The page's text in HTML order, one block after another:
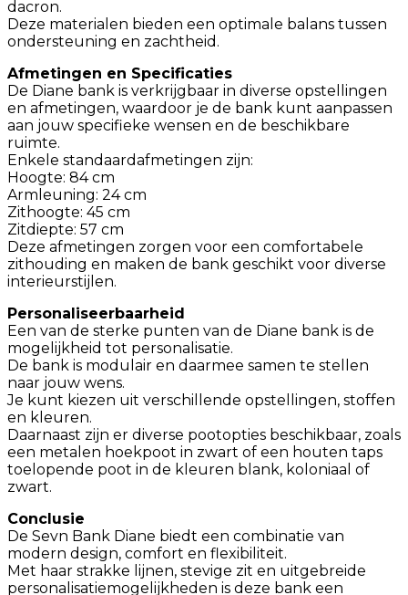
dacron.
Deze materialen bieden een optimale balans tussen
ondersteuning en zachtheid. ​
Afmetingen en Specificaties
De Diane bank is verkrijgbaar in diverse opstellingen
en afmetingen, waardoor je de bank kunt aanpassen
aan jouw specifieke wensen en de beschikbare
ruimte.
Enkele standaardafmetingen zijn:​
Hoogte: 84 cm​
Armleuning: 24 cm​
Zithoogte: 45 cm​
Zitdiepte: 57 cm​
Deze afmetingen zorgen voor een comfortabele
zithouding en maken de bank geschikt voor diverse
interieurstijlen. ​
Personaliseerbaarheid
Een van de sterke punten van de Diane bank is de
mogelijkheid tot personalisatie.
De bank is modulair en daarmee samen te stellen
naar jouw wens.
Je kunt kiezen uit verschillende opstellingen, stoffen
en kleuren.
Daarnaast zijn er diverse pootopties beschikbaar, zoals
een metalen hoekpoot in zwart of een houten taps
toelopende poot in de kleuren blank, koloniaal of
zwart. ​
Conclusie
De Sevn Bank Diane biedt een combinatie van
modern design, comfort en flexibiliteit.
Met haar strakke lijnen, stevige zit en uitgebreide
personalisatiemogelijkheden is deze bank een